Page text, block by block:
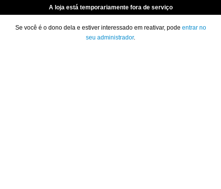
A loja está temporariamente fora de serviço
Se você é o dono dela e estiver interessado em reativar, pode entrar no
seu administrador.